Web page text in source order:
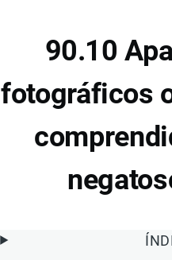
90.10
fotográficos